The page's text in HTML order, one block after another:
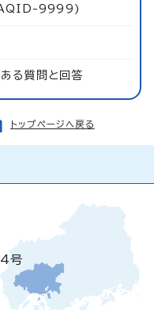
9999)
る質問と回答
トップページへ戻る
号